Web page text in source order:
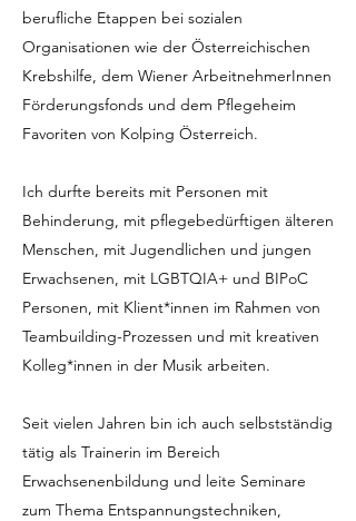
berufliche Etappen bei sozialen
Organisationen wie der Österreichischen
Krebshilfe, dem Wiener ArbeitnehmerInnen
Förderungsfonds und dem Pflegeheim
Favoriten von Kolping Österreich.
Ich durfte bereits mit Personen mit
Behinderung, mit pflegebedürftigen älteren
Menschen, mit Jugendlichen und jungen
Erwachsenen, mit LGBTQIA+ und BIPoC
Personen, mit Klient*innen im Rahmen von
Teambuilding-Prozessen und mit kreativen
Kolleg*innen in der Musik arbeiten.
Seit vielen Jahren bin ich auch selbstständig
tätig als Trainerin im Bereich
Erwachsenenbildung und leite Seminare
zum Thema Entspannungstechniken,